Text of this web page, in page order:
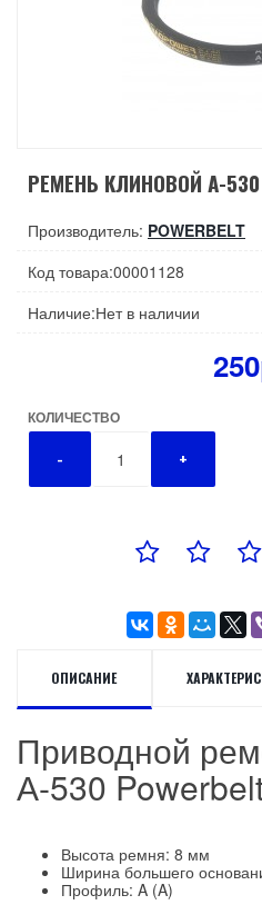
РЕМЕНЬ КЛИНОВОЙ А-530
Производитель: POWERBELT
Код товара:00001128
Наличие:Нет в наличии
КОЛИЧЕСТВО
- +
ОПИСАНИЕ
Приводной
А-530
Высота ремня: 8 мм
Ширина большего
Профиль: A (A)